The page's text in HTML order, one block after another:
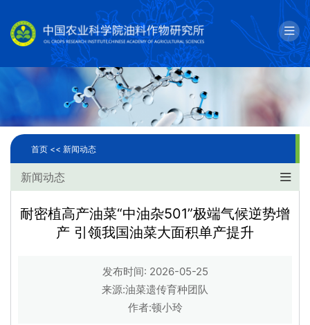
English 邮箱
科学研究
人才队伍
首页 << 新闻动态
新闻动态
耐密植高产油菜“中油杂501”极端气候逆势增
产 引领我国油菜大面积单产提升
发布时间: 2026-05-25
来源:油菜遗传育种团队
作者:顿小玲